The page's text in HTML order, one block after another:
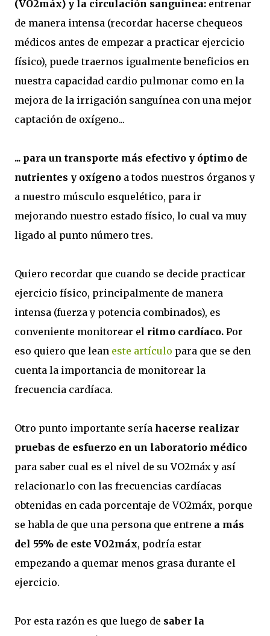
(VO2máx) y la circulación sanguínea: entrenar
de manera intensa (recordar hacerse chequeos
médicos antes de empezar a practicar ejercicio
físico), puede traernos igualmente beneficios en
nuestra capacidad cardio pulmonar como en la
mejora de la irrigación sanguínea con una mejor
captación de oxígeno...
... para un transporte más efectivo y óptimo de
nutrientes y oxígeno a todos nuestros órganos y
a nuestro músculo esquelético, para ir
mejorando nuestro estado físico, lo cual va muy
ligado al punto número tres.
Quiero recordar que cuando se decide practicar
ejercicio físico, principalmente de manera
intensa (fuerza y potencia combinados), es
conveniente monitorear el ritmo cardíaco. Por
eso quiero que lean este artículo para que se den
cuenta la importancia de monitorear la
frecuencia cardíaca.
Otro punto importante sería hacerse realizar
pruebas de esfuerzo en un laboratorio médico
para saber cual es el nivel de su VO2máx y así
relacionarlo con las frecuencias cardíacas
obtenidas en cada porcentaje de VO2máx, porque
se habla de que una persona que entrene a más
del 55% de este VO2máx, podría estar
empezando a quemar menos grasa durante el
ejercicio.
Por esta razón es que luego de saber la